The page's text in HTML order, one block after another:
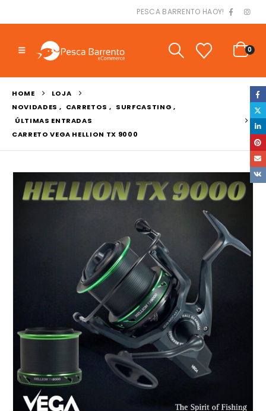
PESCA BARRENTO HAOY!
0
HOME
LOJA
NOVIDADES , CARRETOS , SURFCASTING ,
ÚLTIMAS ENTRADAS
CARRETO VEGA HELLION TX 9000